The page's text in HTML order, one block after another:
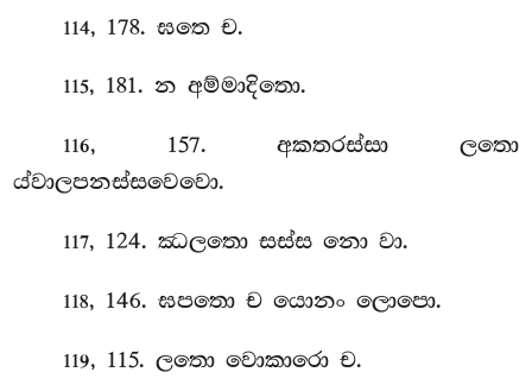
114, 178. ඝතෙ ච.
115, 181. න අම්මාදිතො.
116, 157. අකතරස්සා ලතො
ය්වාලපනස්සවෙවො.
117, 124. ඣලතො සස්ස නො වා.
118, 146. ඝපතො ච යොනං ලොපො.
119, 115. ලතො වොකාරො ච.